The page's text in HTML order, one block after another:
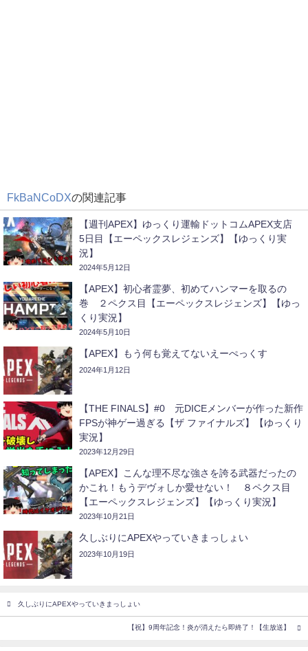
FkBaNCoDXの関連記事
【週刊APEX】ゆっくり運輸ドットコムAPEX支店
5日目【エーペックスレジェンズ】【ゆっくり実
況】
2024年5月12日
【APEX】初心者霊夢、初めてハンマーを取るの
巻 ２ペクス目【エーペックスレジェンズ】【ゆっ
くり実況】
2024年5月10日
【APEX】もう何も覚えてないえーぺっくす
2024年1月12日
【THE FINALS】#0 元DICEメンバーが作った新作
FPSが神ゲー過ぎる【ザ ファイナルズ】【ゆっくり
実況】
2023年12月29日
【APEX】こんな理不尽な強さを誇る武器だったの
かこれ！もうデヴォしか愛せない！ ８ペクス目
【エーペックスレジェンズ】【ゆっくり実況】
2023年10月21日
久しぶりにAPEXやっていきまっしょい
2023年10月19日
久しぶりにAPEXやっていきまっしょい
【祝】9周年記念！炎が消えたら即終了！【生放送】